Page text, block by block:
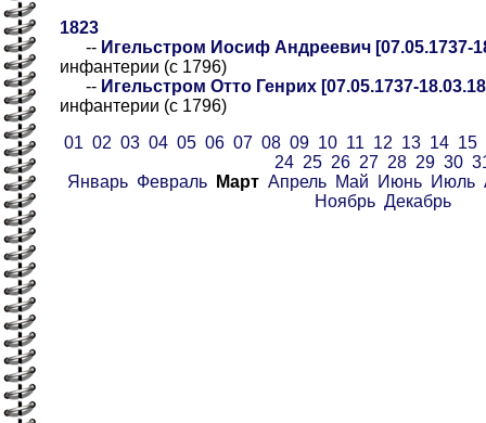
1823
-- Игельстром Иосиф Андреевич [07.05.1737-
инфантерии (с 1796)
-- Игельстром Отто Генрих [07.05.1737-
инфантерии (с 1796)
01 02 03 04 05 06 07 08 09 10 11 12 13 14 15
24 25 26 27 28 29 30
Январь Февраль Март Апрель Май Июнь Июль
Ноябрь Декабрь